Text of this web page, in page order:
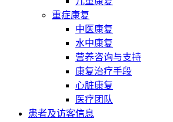
重症康复
中医康复
水中康复
营养咨询与支持
康复治疗手段
心脏康复
医疗团队
患者及访客信息